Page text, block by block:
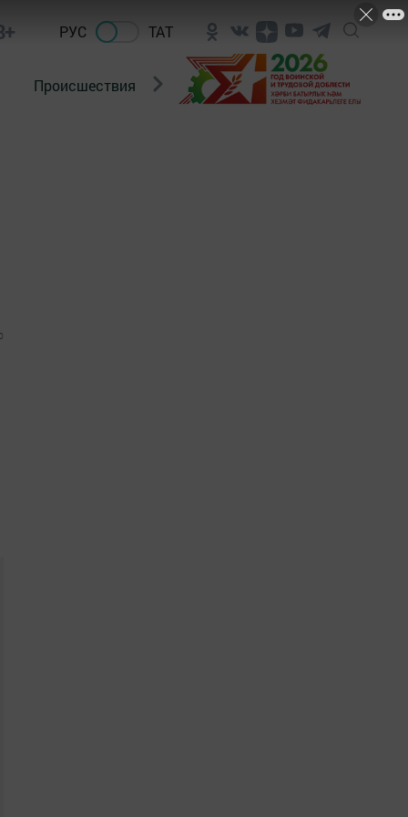
РУС ТАТ
Происшествия Новости Госавтоинспекции